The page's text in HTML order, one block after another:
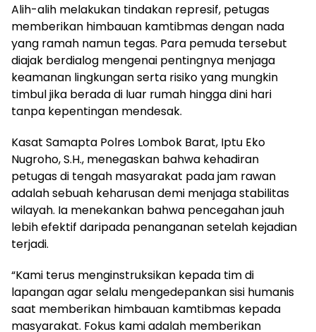
Alih-alih melakukan tindakan represif, petugas
memberikan himbauan kamtibmas dengan nada
yang ramah namun tegas. Para pemuda tersebut
diajak berdialog mengenai pentingnya menjaga
keamanan lingkungan serta risiko yang mungkin
timbul jika berada di luar rumah hingga dini hari
tanpa kepentingan mendesak.
Kasat Samapta Polres Lombok Barat, Iptu Eko
Nugroho, S.H., menegaskan bahwa kehadiran
petugas di tengah masyarakat pada jam rawan
adalah sebuah keharusan demi menjaga stabilitas
wilayah. Ia menekankan bahwa pencegahan jauh
lebih efektif daripada penanganan setelah kejadian
terjadi.
“Kami terus menginstruksikan kepada tim di
lapangan agar selalu mengedepankan sisi humanis
saat memberikan himbauan kamtibmas kepada
masyarakat. Fokus kami adalah memberikan